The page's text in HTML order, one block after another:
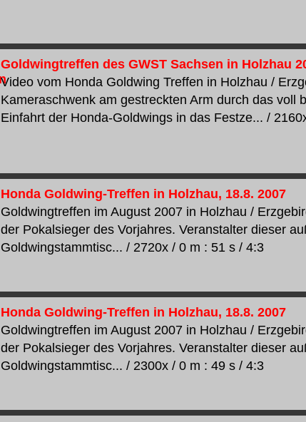
Goldwingtreffen des GWST Sachsen in Holzhau
Video vom Honda Goldwing Treffen in Holzhau /
Kameraschwenk am gestreckten Arm durch das voll
Einfahrt der Honda-Goldwings in das Festze... /
Honda Goldwing-Treffen in Holzhau, 18.8. 2007
Goldwingtreffen im August 2007 in Holzhau /
der Pokalsieger des Vorjahres. Veranstalter dieser
Goldwingstammtisc... / 2720x / 0 m : 51 s / 4:3
Honda Goldwing-Treffen in Holzhau, 18.8. 2007
Goldwingtreffen im August 2007 in Holzhau /
der Pokalsieger des Vorjahres. Veranstalter dieser
Goldwingstammtisc... / 2300x / 0 m : 49 s / 4:3